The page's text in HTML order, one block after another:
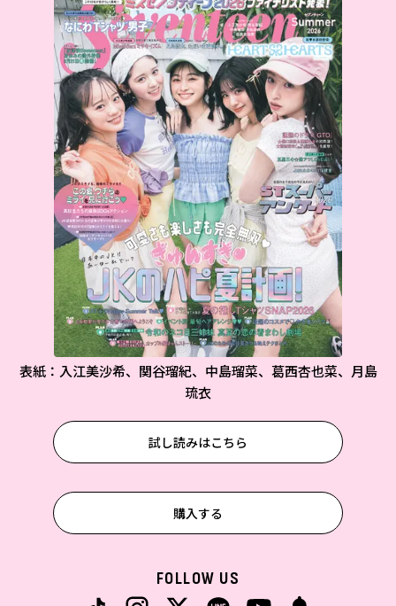
表紙：入江美沙希、関谷瑠紀、中島瑠菜、葛西杏也菜、月島
琉衣
試し読みはこちら
購入する
FOLLOW US